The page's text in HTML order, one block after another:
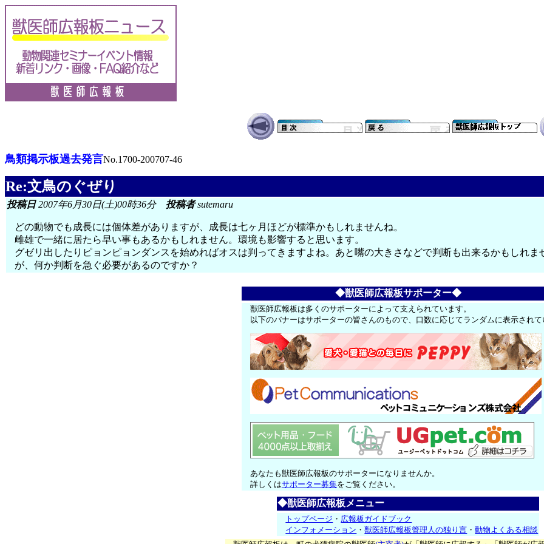
鳥類掲示板過去発言No.1700-200707-46
Re:文鳥のぐぜり
投稿日2007年6月30日(土)00時36分 投稿者sutemaru
どの動物でも成長には個体差がありますが、成長は七ヶ月ほどが標準かもしれませんね。
雌雄で一緒に居たら早い事もあるかもしれません。環境も影響すると思います。
グゼリ出したりピョンピョンダンスを始めればオスは判ってきますよね。あと嘴の大きさなどで判断も出来るかもしれ
が、何か判断を急ぐ必要があるのですか？
◆獣医師広報板サポーター◆
獣医師広報板は多くのサポーターによって支えられています。
以下のバナーはサポーターの皆さんのもので、口数に応じてランダムに表示され
あなたも獣医師広報板のサポーターになりませんか。
詳しくはサポーター募集をご覧ください。
◆獣医師広報板メニュー
トップページ ・ 広報板ガイドブック
インフォメーション ・獣医師広報板管理人の独り言 ・動物よくある相談